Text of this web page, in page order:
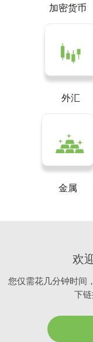
加密货币
外汇
金属
欢
您仅需花几分钟时间
下